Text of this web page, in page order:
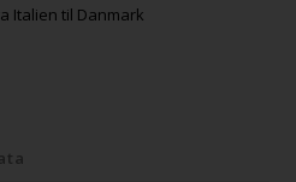
Italien til Danmark